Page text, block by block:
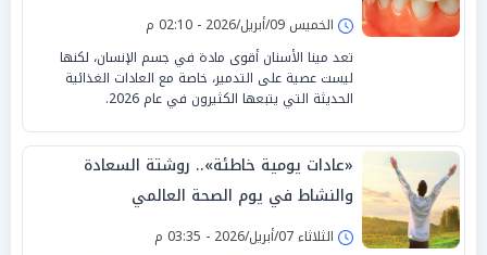
الخميس 09/أبريل/2026 - 02:10 م
تعد مينا الأسنان أقوى مادة في جسم الإنسان، لكنها
ليست عصية على التدمير، خاصة مع العادات الغذائية
الحديثة التي يتبعها الكثيرون في عام 2026.
«عادات يومية خاطئة».. روشتة السعادة
والنشاط في يوم الصحة العالمي
الثلاثاء 07/أبريل/2026 - 03:35 م